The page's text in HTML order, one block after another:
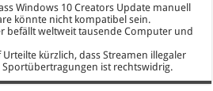
Windows 10 Creators Update manuell
könnte nicht kompatibel sein.
befällt weltweit tausende Computer und
kürzlich, dass Streamen illegaler
ist rechtswidrig.